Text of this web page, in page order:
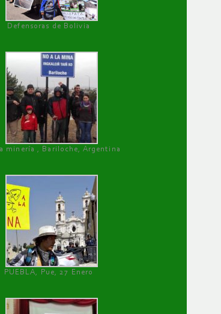
Defensoras de Bolivia
minería , Bariloche, Argentina
PUEBLA, Pue, 27 Enero